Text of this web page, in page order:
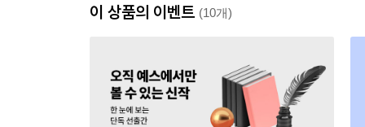
이 상품의 이벤트 (10개)